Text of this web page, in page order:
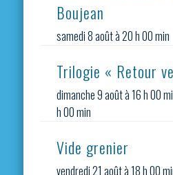
Boujean
samedi 8 août à 20 h 00 min
Trilogie « Retour
dimanche 9 août à 16 h 00
h 00 min
Vide grenier
vendredi 21 août à 18 h 00